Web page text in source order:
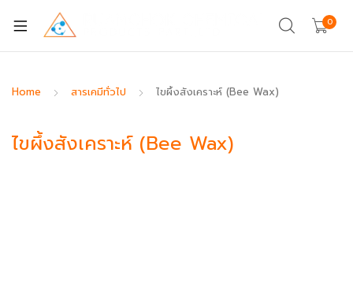
0
Home สารเคมีทั่วไป ไขผึ้งสังเคราะห์ (Bee Wax)
ไขผึ้งสังเคราะห์ (Bee Wax)